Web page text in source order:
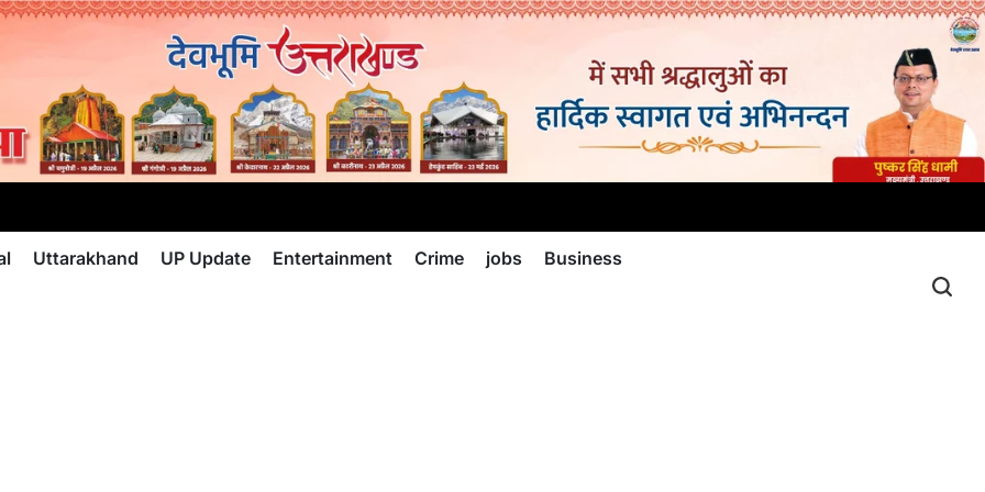
Uttarakhand UP Update Entertainment Crime jobs Business